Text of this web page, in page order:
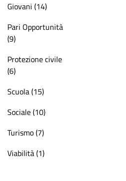
Giovani (14)
Pari Opportunità
(9)
Protezione civile
(6)
Scuola (15)
Sociale (10)
Turismo (7)
Viabilità (1)